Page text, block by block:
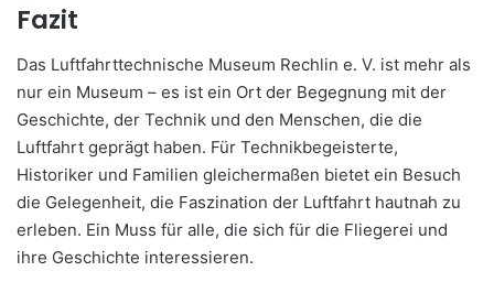
Fazit
Das Luftfahrttechnische Museum Rechlin e. V. ist mehr als
nur ein Museum – es ist ein Ort der Begegnung mit der
Geschichte, der Technik und den Menschen, die die
Luftfahrt geprägt haben. Für Technikbegeisterte,
Historiker und Familien gleichermaßen bietet ein Besuch
die Gelegenheit, die Faszination der Luftfahrt hautnah zu
erleben. Ein Muss für alle, die sich für die Fliegerei und
ihre Geschichte interessieren.